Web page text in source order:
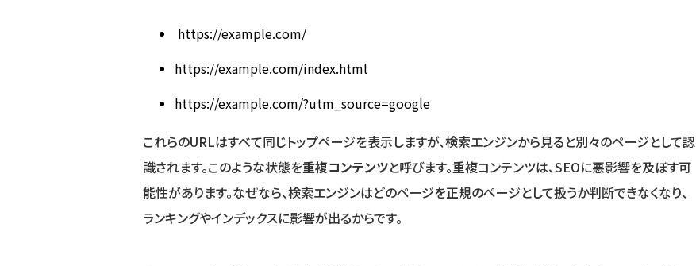
https://example.com/
https://example.com/index.html
https://example.com/?utm_source=google
これらのURLはすべて同じトップページを表示しますが、検索エンジンから見ると別々のページとして認
識されます。このような状態を重複コンテンツと呼びます。重複コンテンツは、SEOに悪影響を及ぼす可
能性があります。なぜなら、検索エンジンはどのページを正規のページとして扱うか判断できなくなり、
ランキングやインデックスに影響が出るからです。